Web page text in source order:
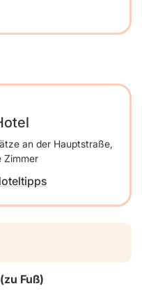
an der Hauptstraße,
Zimmer
(zu Fuß)